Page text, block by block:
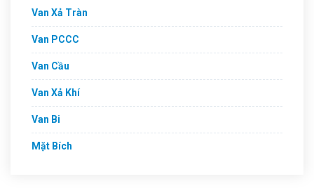
Van Xả Tràn
Van PCCC
Van Cầu
Van Xả Khí
Van Bi
Mặt Bích